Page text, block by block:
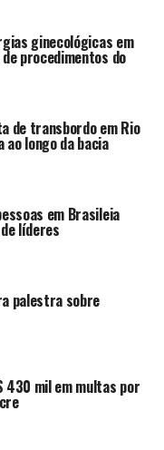
ginecológicas em
procedimentos do
de transbordo em Rio
longo da bacia
em Brasileia
líderes
palestra sobre
430 mil em multas por